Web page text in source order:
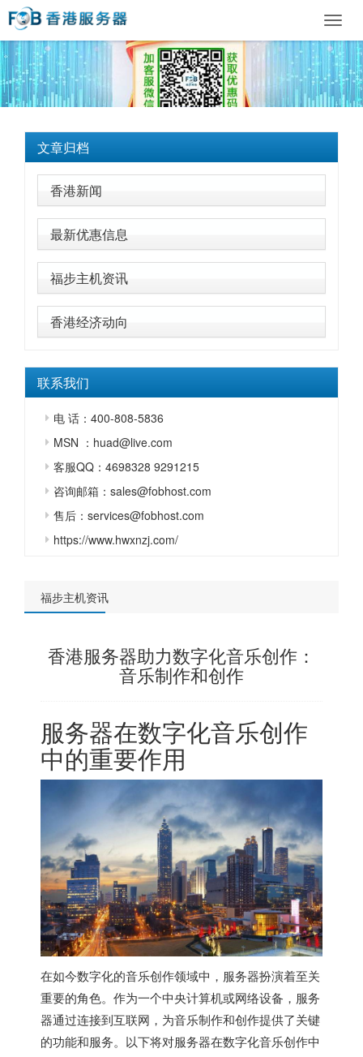
文章归档
香港新闻
最新优惠信息
福步主机资讯
香港经济动向
联系我们
电 话：400-808-5836
MSN ：huad@live.com
客服QQ：4698328 9291215
咨询邮箱：sales@fobhost.com
售后：services@fobhost.com
https://www.hwxnzj.com/
福步主机资讯
香港服务器助力数字化音乐创作：
音乐制作和创作
服务器在数字化音乐创作
中的重要作用
在如今数字化的音乐创作领域中，服务器扮演着至关
重要的角色。作为一个中央计算机或网络设备，服务
器通过连接到互联网，为音乐制作和创作提供了关键
的功能和服务。以下将对服务器在数字化音乐创作中